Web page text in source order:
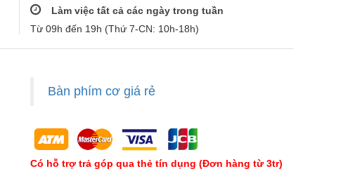
Làm việc tất cả các ngày trong tuần
Từ 09h đến 19h (Thứ 7-CN: 10h-18h)
Bàn phím cơ giá rẻ
Có hỗ trợ trả góp qua thẻ tín dụng (Đơn hàng từ 3tr)